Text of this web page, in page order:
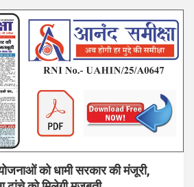
को धामी सरकार की मंजूरी,